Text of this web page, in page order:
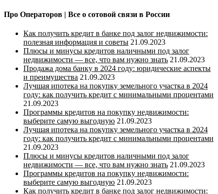
Про Операторов | Все о сотовой связи в России
Как получить кредит в банке под залог недвижимости:
полезная информация и советы 21.09.2023
Плюсы и минусы кредитов наличными под залог
недвижимости — все, что вам нужно знать 21.09.2023
Продажа дома банку в 2024 году: юридические аспекты
и преимущества 21.09.2023
Лучшая ипотека на покупку земельного участка в 2024
году: как получить кредит с минимальными процентами
21.09.2023
Программы кредитов на покупку недвижимости:
выберите самую выгодную 21.09.2023
Лучшая ипотека на покупку земельного участка в 2024
году: как получить кредит с минимальными процентами
21.09.2023
Плюсы и минусы кредитов наличными под залог
недвижимости — все, что вам нужно знать 21.09.2023
Программы кредитов на покупку недвижимости:
выберите самую выгодную 21.09.2023
Как получить кредит в банке под залог недвижимости: